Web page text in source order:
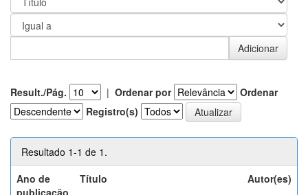
Result./Pág. | Ordenar por
Ordenar
Registro(s)
Resultado 1-1 de 1.
Ano de
publicação
Título Autor(es)